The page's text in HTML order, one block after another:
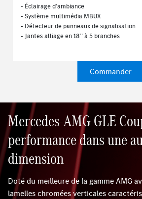
- Éclairage d’ambiance
- Système multimédia MBUX
- Détecteur de panneaux de signalisation
- Jantes alliage en 18’’ à 5 branches
Commander
Mercedes-AMG GLE
performance dans une
dimension
Doté du meilleure de la gamme AMG
lamelles chromées verticales